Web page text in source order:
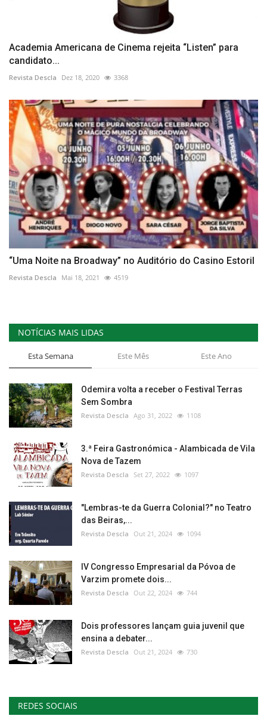
Academia Americana de Cinema rejeita “Listen” para
candidato...
Revista Descla Dez 18, 2020 3368
“Uma Noite na Broadway” no Auditório do Casino Estoril
Revista Descla Mai 18, 2021 4519
NOTÍCIAS MAIS LIDAS
Esta Semana Este Mês Este Ano
Odemira volta a receber o Festival Terras
Sem Sombra
Revista Descla Ago 31, 2022 1108
3.ª Feira Gastronómica - Alambicada de Vila
Nova de Tazem
Revista Descla Set 27, 2022 1097
"Lembras-te da Guerra Colonial?" no Teatro
das Beiras,...
Revista Descla Out 21, 2024 1094
IV Congresso Empresarial da Póvoa de
Varzim promete dois...
Revista Descla Out 22, 2024 744
Dois professores lançam guia juvenil que
ensina a debater...
Revista Descla Out 21, 2024 730
REDES SOCIAIS